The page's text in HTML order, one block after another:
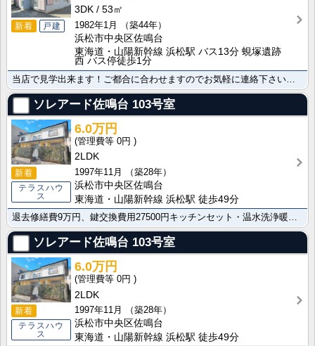
新着 戸建
3DK
53㎡
1982年1月
（築44年）
浜松市中央区佐鳴台
東海道・山陽新幹線 浜松駅 バス13分 蜆塚遺跡
西 バス停徒歩1分
当店で見学出来ます！ご都合に合わせますのでお気軽に連絡下さいご覧の物件の写真や詳細資料をはじめ、その･･･
ソレアード佐鳴台 103号室
新着
テラスハウ
ス
6.0万円
0円
2LDK
1997年11月
（築28年）
浜松市中央区佐鳴台
東海道・山陽新幹線 浜松駅 徒歩49分
退去修繕費9万円、鍵交換費用27500円キッチンセット・温水洗浄暖房便座を新品に交換しました。
ソレアード佐鳴台 103号室
新着
テラスハウ
ス
6.0万円
0円
2LDK
1997年11月
（築28年）
浜松市中央区佐鳴台
東海道・山陽新幹線 浜松駅 徒歩49分